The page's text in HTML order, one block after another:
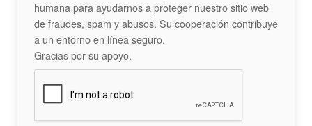
humana para ayudarnos a proteger nuestro sitio web
de fraudes, spam y abusos. Su cooperación contribuye
a un entorno en línea seguro.
Gracias por su apoyo.